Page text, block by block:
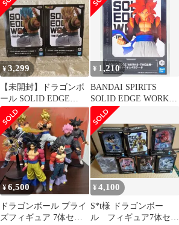
¥3,299
【未開封】ドラゴンボ
ール SOLID EDGE
WORKS THE出陣 7
¥ 1,210
BANDAI SPIRITS
SOLID EDGE WORKS
THE出陣 超サイヤ人4
ゴジータ
¥6,500
ドラゴンボール プライ
ズフィギュア 7体セッ
¥4,100
S*t様 ドラゴンボー
ル フィギュア7体セッ